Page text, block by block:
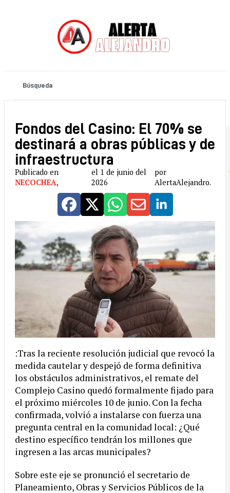
Fondos del Casino: El 70% se
destinará a obras públicas y de
infraestructura
Publicado en
NECOCHEA,
el 1 de junio del
2026
por
AlertaAlejandro.
:Tras la reciente resolución judicial que revocó la
medida cautelar y despejó de forma definitiva
los obstáculos administrativos, el remate del
Complejo Casino quedó formalmente fijado para
el próximo miércoles 10 de junio. Con la fecha
confirmada, volvió a instalarse con fuerza una
pregunta central en la comunidad local: ¿Qué
destino específico tendrán los millones que
ingresen a las arcas municipales?
Sobre este eje se pronunció el secretario de
Planeamiento, Obras y Servicios Públicos de la